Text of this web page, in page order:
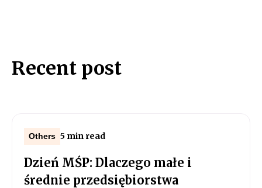
Recent post
Others 5 min read
Dzień MŚP: Dlaczego małe i
średnie przedsiębiorstwa